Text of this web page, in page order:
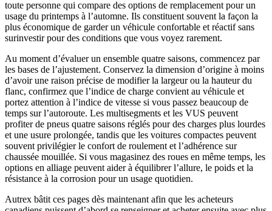
toute personne qui compare des options de remplacement pour un
usage du printemps à l’automne. Ils constituent souvent la façon la
plus économique de garder un véhicule confortable et réactif sans
surinvestir pour des conditions que vous voyez rarement.
Au moment d’évaluer un ensemble quatre saisons, commencez par
les bases de l’ajustement. Conservez la dimension d’origine à moins
d’avoir une raison précise de modifier la largeur ou la hauteur du
flanc, confirmez que l’indice de charge convient au véhicule et
portez attention à l’indice de vitesse si vous passez beaucoup de
temps sur l’autoroute. Les multisegments et les VUS peuvent
profiter de pneus quatre saisons réglés pour des charges plus lourdes
et une usure prolongée, tandis que les voitures compactes peuvent
souvent privilégier le confort de roulement et l’adhérence sur
chaussée mouillée. Si vous magasinez des roues en même temps, les
options en alliage peuvent aider à équilibrer l’allure, le poids et la
résistance à la corrosion pour un usage quotidien.
Autrex bâtit ces pages dès maintenant afin que les acheteurs